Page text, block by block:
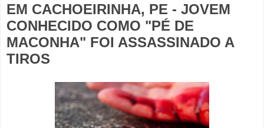
EM CACHOEIRINHA, PE - JOVEM
CONHECIDO COMO "PÉ DE
MACONHA" FOI ASSASSINADO A
TIROS